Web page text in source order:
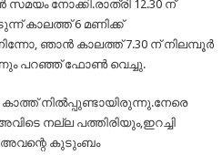
നോക്കി.രാത്രി 12.30 ന്
കാലത്ത് 6 മണിക്ക്
ഞാൻ കാലത്ത് 7.30 ന് നിലമ്പൂർ
പറഞ്ഞ് ഫോൺ വെച്ചു.
നിൽപ്പുണ്ടായിരുന്നു.നേരെ
നല്ല പത്തിരിയും,ഇറച്ചി
അവന്റെ കുടുംബം